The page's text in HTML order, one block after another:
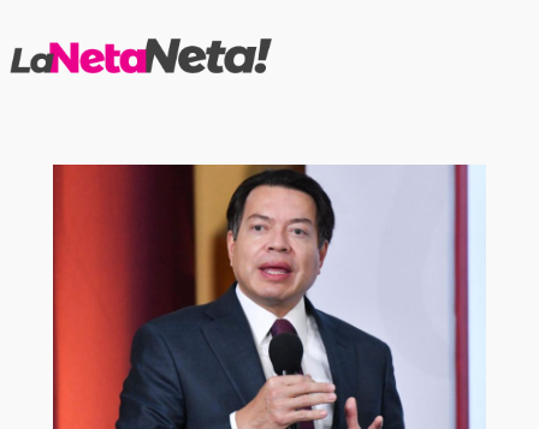
al